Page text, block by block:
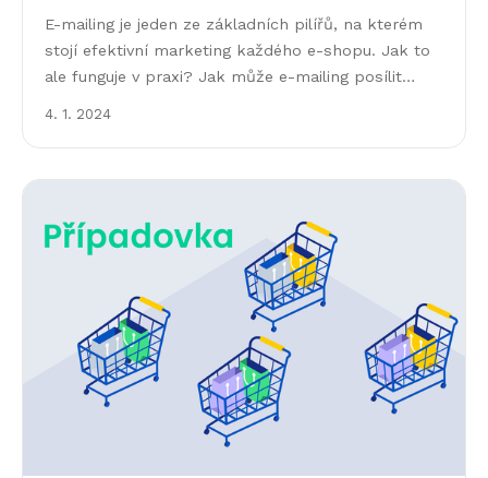
E-mailing je jeden ze základních pilířů, na kterém
stojí efektivní marketing každého e-shopu. Jak to
ale funguje v praxi? Jak může e-mailing posílit
4. 1. 2024